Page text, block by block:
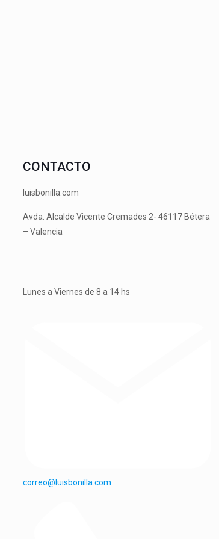
CONTACTO
luisbonilla.com
Avda. Alcalde Vicente Cremades 2- 46117 Bétera
– Valencia
Lunes a Viernes de 8 a 14 hs
correo@luisbonilla.com